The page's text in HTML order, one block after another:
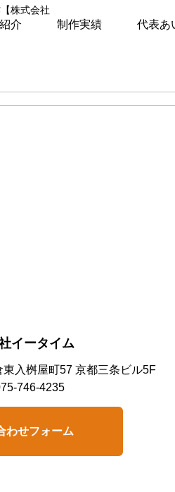
介 制作実績 代表あ
イータイム
入桝屋町57 京都三条ビル5F
746-4235
わせフォーム